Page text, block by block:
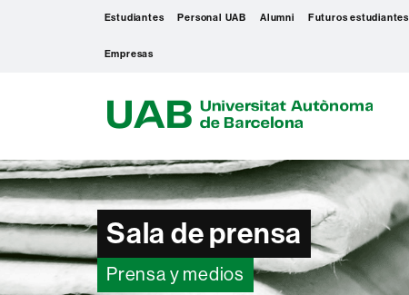
Estudiantes Personal UAB Alumni Futuros estudiantes
Empresas
B
Sala de prensa
Prensa y medios